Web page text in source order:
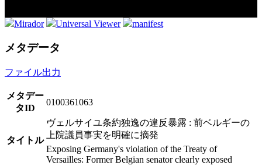
Mirador Universal Viewer manifest
メタデータ
ファイル出力
メタデー
タID
0100361063
タイトル
ヴェルサイユ条約独逸の違反暴露 : 前ベルギーの
上院議員事実を明確に摘発
Exposing Germany's violation of the Treaty of
Versailles: Former Belgian senator clearly exposed